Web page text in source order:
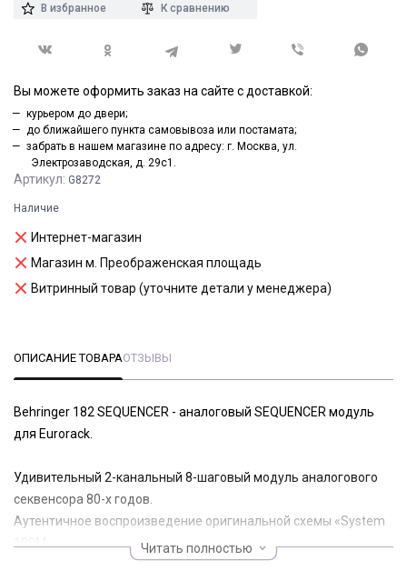
Артикул: G8272
Наличие
Интернет-магазин
Магазин м. Преображенская площадь
Витринный товар (уточните детали у менеджера)
В избранное К сравнению
Вы можете оформить заказ на сайте с доставкой:
курьером до двери;
до ближайшего пункта самовывоза или постамата;
забрать в нашем магазине по адресу: г. Москва, ул.
Электрозаводская, д. 29с1.
ОПИСАНИЕ ТОВАРАОТЗЫВЫ
Behringer 182 SEQUENCER - аналоговый SEQUENCER модуль
для Eurorack.
Удивительный 2-канальный 8-шаговый модуль аналогового
секвенсора 80-х годов.
Аутентичное воспроизведение оригинальной схемы «System
100М».
Управляющие напряжения можно устанавливать вручную
Читать полностью